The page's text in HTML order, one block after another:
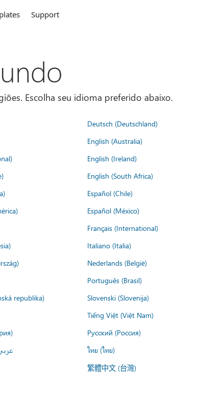
Support
Escolha seu idioma preferido abaixo.
Deutsch (Deutschland)
English (Australia)
English (Ireland)
English (South Africa)
Español (Chile)
Español (México)
Français (International)
Italiano (Italia)
Nederlands (België)
Português (Brasil)
republika) Slovenski (Slovenija)
Tiếng Việt (Việt Nam)
Русский (Россия)
ไทย (ไทย)
繁體中文 (台灣)